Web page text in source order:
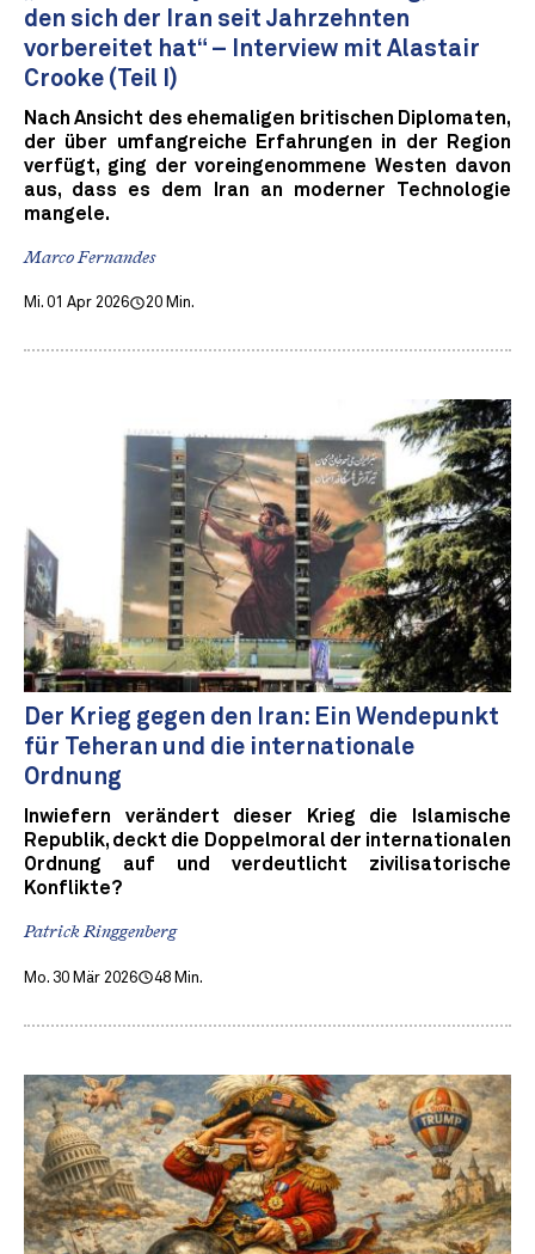
den sich der Iran seit Jahrzehnten
vorbereitet hat“ – Interview mit Alastair
Crooke (Teil I)
Nach Ansicht des ehemaligen britischen Diplomaten,
der über umfangreiche Erfahrungen in der Region
verfügt, ging der voreingenommene Westen davon
aus, dass es dem Iran an moderner Technologie
mangele.
Marco Fernandes
Mi. 01 Apr 2026 20 Min.
Der Krieg gegen den Iran: Ein Wendepunkt
für Teheran und die internationale
Ordnung
Inwiefern verändert dieser Krieg die Islamische
Republik, deckt die Doppelmoral der internationalen
Ordnung auf und verdeutlicht zivilisatorische
Konflikte?
Patrick Ringgenberg
Mo. 30 Mär 2026 48 Min.